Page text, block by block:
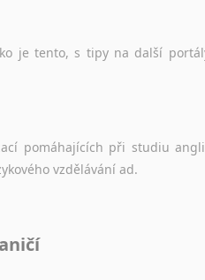
je tento, s tipy na další
pomáhajících při studiu
vzdělávání ad.